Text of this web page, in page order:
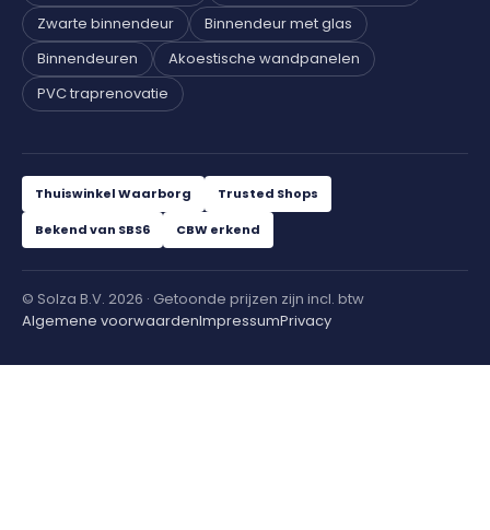
Zwarte binnendeur
Binnendeur met glas
Binnendeuren
Akoestische wandpanelen
PVC traprenovatie
Thuiswinkel Waarborg Trusted Shops
Bekend van SBS6 CBW erkend
© Solza B.V. 2026 · Getoonde prijzen zijn incl. btw
Algemene voorwaardenImpressumPrivacy